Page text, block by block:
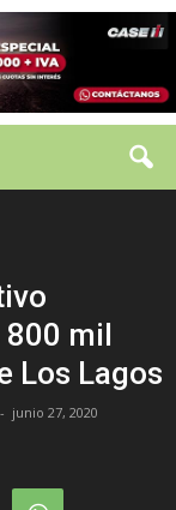
mil
Los Lagos
- junio 27, 2020